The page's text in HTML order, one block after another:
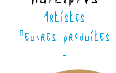
Artistes
Oeuvres produites
-